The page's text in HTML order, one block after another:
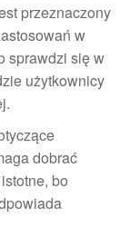
przeznaczony
w
sprawdzi się w
użytkownicy
dobrać
bo